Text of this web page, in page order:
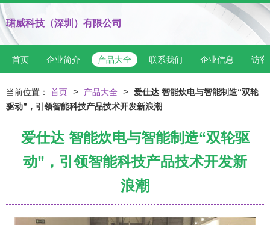
珺威科技（深圳）有限公司
首页 企业简介 产品大全 联系我们 企业信息 访客
当前位置： 首页 > 产品大全 >
爱仕达 智能炊电与智能制造“双轮
驱动”，引领智能科技产品技术开发新浪潮
爱仕达 智能炊电与智能制造“双轮驱
动”，引领智能科技产品技术开发新
浪潮